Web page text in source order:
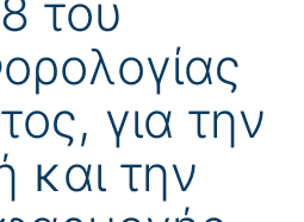
του
για την
και την